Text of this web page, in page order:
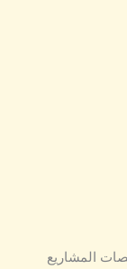
المشاريع